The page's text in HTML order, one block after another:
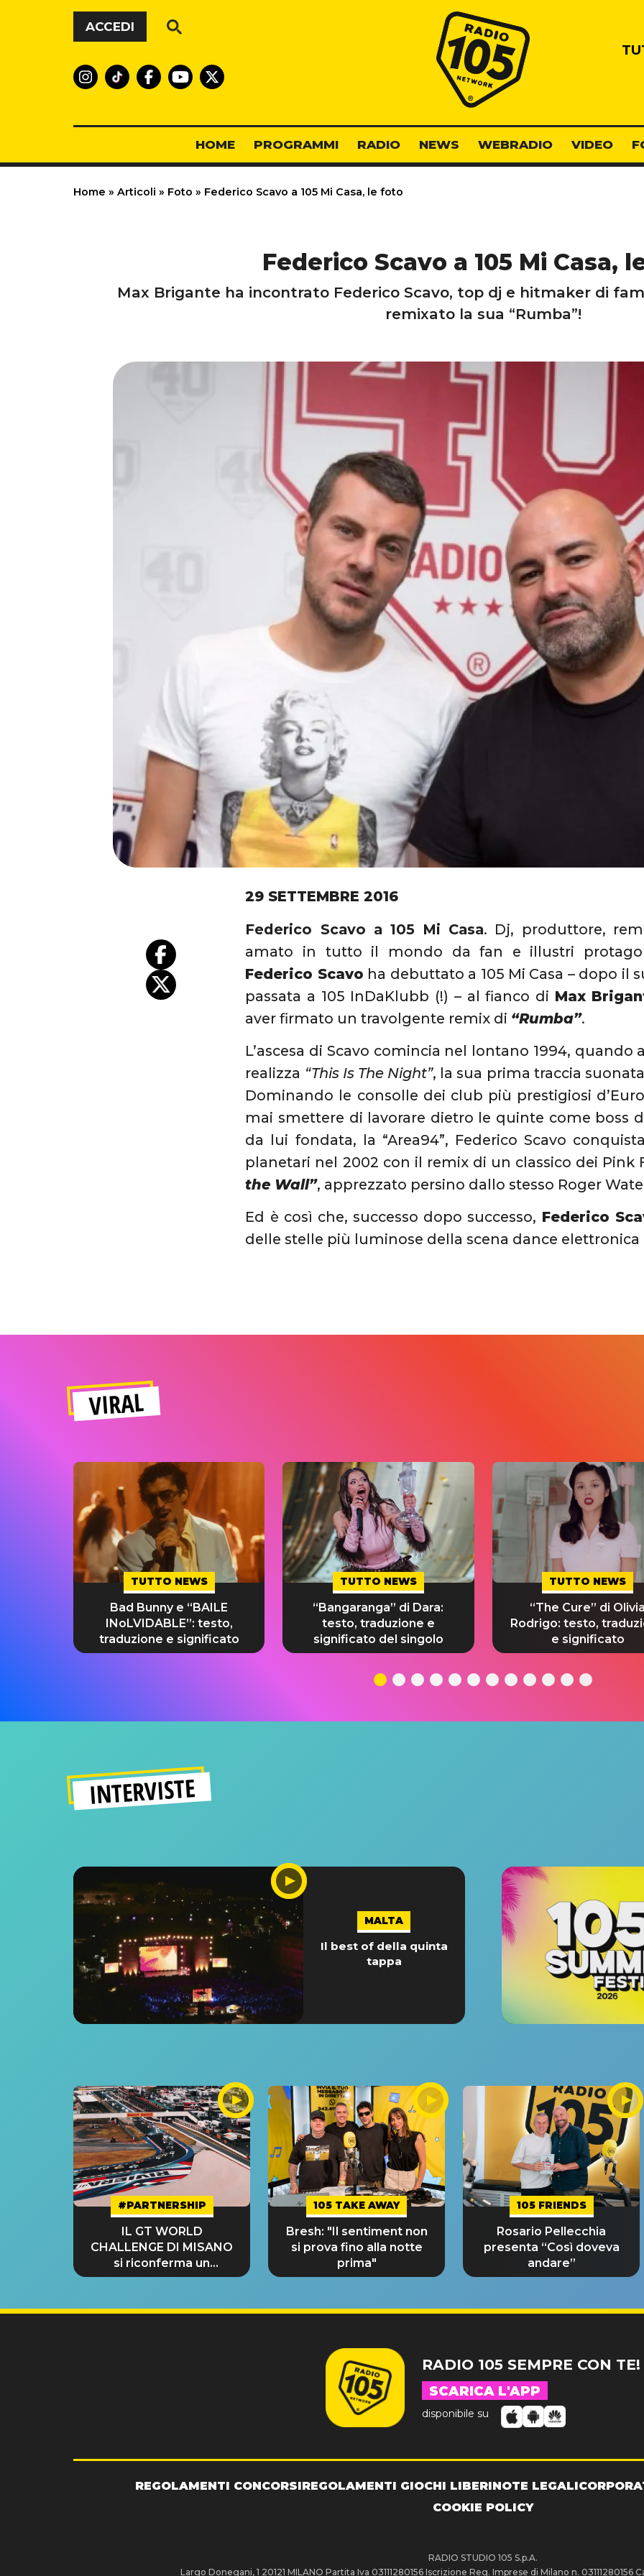
Vai al contenuto
ACCEDI
Radio 105
HOME PROGRAMMI RADIO NEWS WEBRADIO VIDEO
Home » Articoli » Foto » Federico Scavo a 105 Mi Casa, le foto
Federico Scavo a 105 Mi Casa,
Max Brigante ha incontrato Federico Scavo, top dj e hitmaker di
remixato la sua “Rumba”!
29 SETTEMBRE 2016
Federico Scavo a 105 Mi Casa. Dj, produttore,
amato in tutto il mondo da fan e illustri
Federico Scavo ha debuttato a 105 Mi Casa – dopo il
passata a 105 InDaKlubb (!) – al fianco di Max
aver firmato un travolgente remix di “Rumba”.
L’ascesa di Scavo comincia nel lontano 1994, quando
realizza “This Is The Night”, la sua prima traccia
Dominando le consolle dei club più prestigiosi
mai smettere di lavorare dietro le quinte come boss
da lui fondata, la “Area94”, Federico Scavo
planetari nel 2002 con il remix di un classico dei Pink
the Wall”, apprezzato persino dallo stesso Roger
Ed è così che, successo dopo successo, Federico
delle stelle più luminose della scena dance elettronica
VIRAL
TUTTO NEWS
Bad Bunny e “BAILE
INoLVIDABLE”: testo,
traduzione e significato
TUTTO NEWS
“Bangaranga” di Dara:
testo, traduzione e
significato del singolo
TUTTO NEWS
“The Cure” di Olivia
Rodrigo: testo,
e significato
INTERVISTE
MALTA
Il best of della quinta
tappa
#PARTNERSHIP
IL GT WORLD
CHALLENGE DI MISANO
si riconferma un
GRANDE SUCCESSO!
105 TAKE AWAY
Bresh: "Il sentiment non
si prova fino alla notte
prima"
105 FRIENDS
Rosario Pellecchia
presenta “Così doveva
andare”
RADIO 105 SEMPRE CON TE!
SCARICA L'APP
disponibile su
REGOLAMENTI CONCORSIREGOLAMENTI GIOCHI LIBERINOTE LEGALI
COOKIE POLICY
RADIO STUDIO 105 S.p.A.
Largo Donegani, 1 20121 MILANO Partita Iva 03111280156 Iscrizione Reg. Imprese di Milano n.